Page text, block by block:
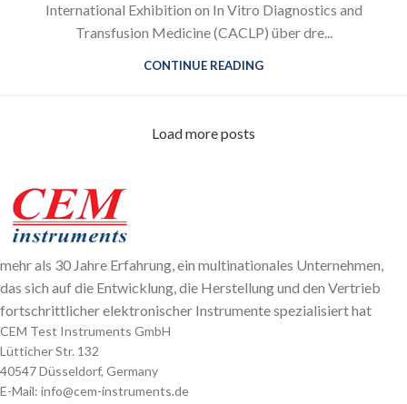
International Exhibition on In Vitro Diagnostics and
Transfusion Medicine (CACLP) über dre...
CONTINUE READING
Load more posts
mehr als 30 Jahre Erfahrung, ein multinationales Unternehmen,
das sich auf die Entwicklung, die Herstellung und den Vertrieb
fortschrittlicher elektronischer Instrumente spezialisiert hat
CEM Test Instruments GmbH
Lütticher Str. 132
40547 Düsseldorf, Germany
E-Mail: info@cem-instruments.de